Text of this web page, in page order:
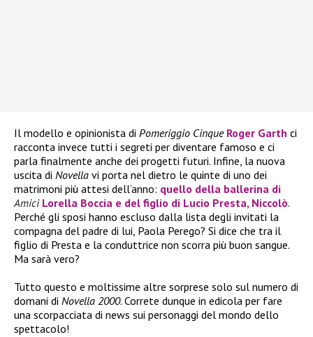
Il modello e opinionista di Pomeriggio Cinque Roger Garth ci
racconta invece tutti i segreti per diventare famoso e ci
parla finalmente anche dei progetti futuri. Infine, la nuova
uscita di Novella vi porta nel dietro le quinte di uno dei
matrimoni più attesi dell’anno: quello della ballerina di
Amici Lorella Boccia e del figlio di Lucio Presta, Niccolò.
Perché gli sposi hanno escluso dalla lista degli invitati la
compagna del padre di lui, Paola Perego? Si dice che tra il
figlio di Presta e la conduttrice non scorra più buon sangue.
Ma sarà vero?
Tutto questo e moltissime altre sorprese solo sul numero di
domani di Novella 2000. Correte dunque in edicola per fare
una scorpacciata di news sui personaggi del mondo dello
spettacolo!